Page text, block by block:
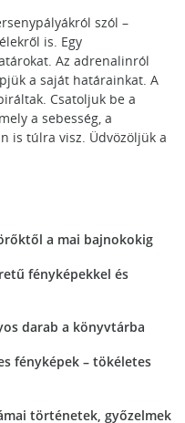
szól –
is. Egy
Az adrenalinról
a saját határainkat. A
Csatoljuk be a
a sebesség, a
is túlra visz. Üdvözöljük a
a mai bajnokokig
fényképekkel és
darab a könyvtárba
fényképek – tökéletes
történetek, győzelmek